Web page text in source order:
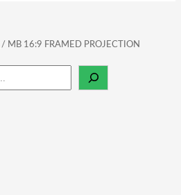
/ MB 16:9 FRAMED PROJECTION